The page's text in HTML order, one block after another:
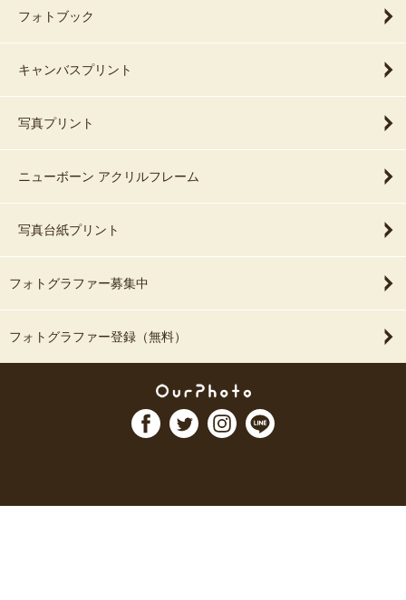
フォトブック
キャンバスプリント
写真プリント
ニューボーン アクリルフレーム
写真台紙プリント
フォトグラファー募集中
フォトグラファー登録（無料）